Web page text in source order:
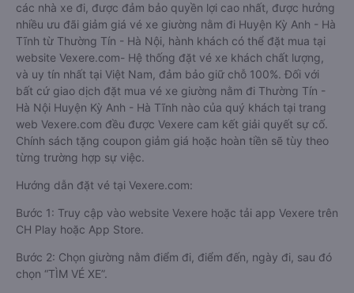
các nhà xe đi, được đảm bảo quyền lợi cao nhất, được hưởng
nhiều ưu đãi giảm giá vé xe giường nằm đi Huyện Kỳ Anh - Hà
Tĩnh từ Thường Tín - Hà Nội, hành khách có thể đặt mua tại
website Vexere.com- Hệ thống đặt vé xe khách chất lượng,
và uy tín nhất tại Việt Nam, đảm bảo giữ chỗ 100%. Đối với
bất cứ giao dịch đặt mua vé xe giường nằm đi Thường Tín -
Hà Nội Huyện Kỳ Anh - Hà Tĩnh nào của quý khách tại trang
web Vexere.com đều được Vexere cam kết giải quyết sự cố.
Chính sách tặng coupon giảm giá hoặc hoàn tiền sẽ tùy theo
từng trường hợp sự việc.
Hướng dẫn đặt vé tại Vexere.com:
Bước 1: Truy cập vào website Vexere hoặc tải app Vexere trên
CH Play hoặc App Store.
Bước 2: Chọn giường nằm điểm đi, điểm đến, ngày đi, sau đó
chọn “TÌM VÉ XE”.